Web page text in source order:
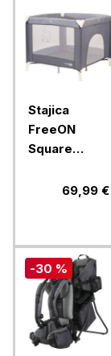
Stajica
FreeON
Square
panda69,99 €
-30 %